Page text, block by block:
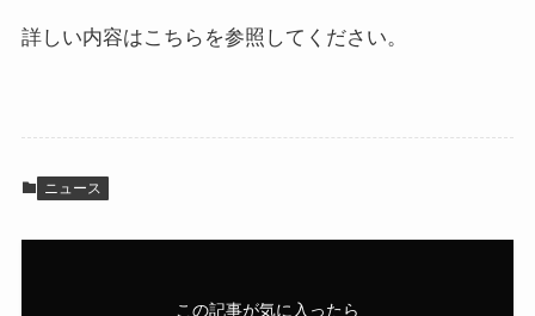
詳しい内容はこちらを参照してください。
ニュース
この記事が気に入ったら